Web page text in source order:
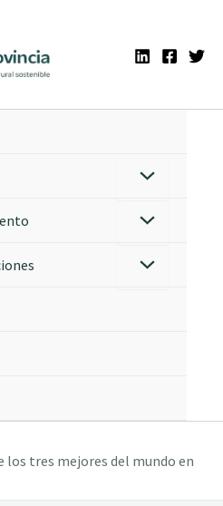
los tres mejores del mundo en